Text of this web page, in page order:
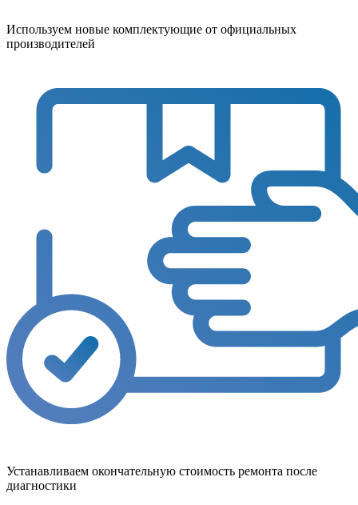
Используем новые комплектующие от официальных
производителей
Устанавливаем окончательную стоимость ремонта после
диагностики